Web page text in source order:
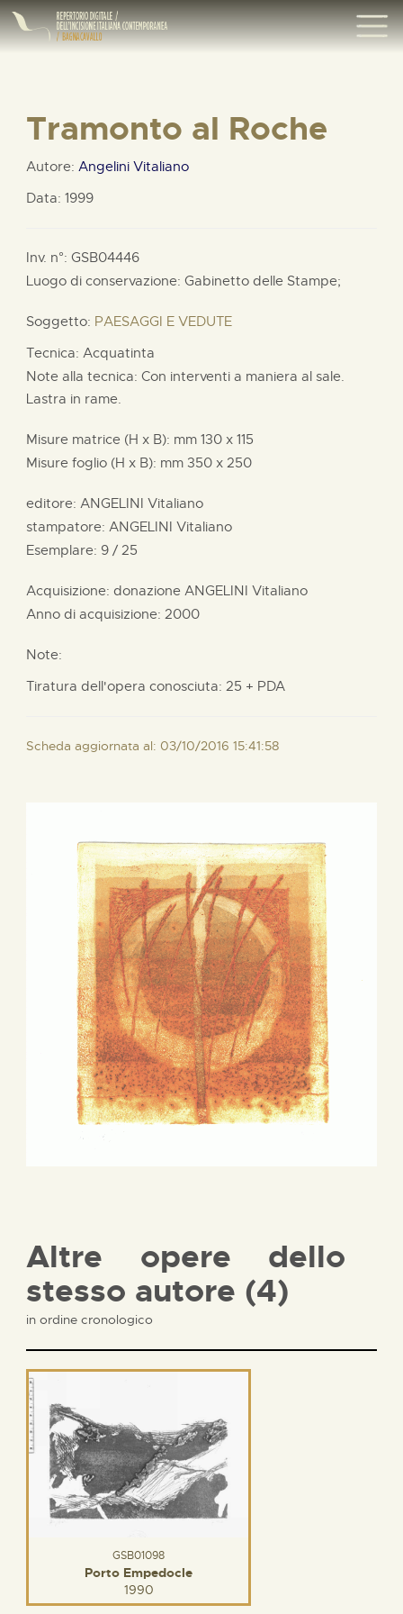
Tramonto al Roche
Autore: Angelini Vitaliano
Data: 1999
Inv. n°: GSB04446
Luogo di conservazione: Gabinetto delle Stampe;
Soggetto: PAESAGGI E VEDUTE
Tecnica: Acquatinta
Note alla tecnica: Con interventi a maniera al sale.
Lastra in rame.
Misure matrice (H x B): mm 130 x 115
Misure foglio (H x B): mm 350 x 250
editore: ANGELINI Vitaliano
stampatore: ANGELINI Vitaliano
Esemplare: 9 / 25
Acquisizione: donazione ANGELINI Vitaliano
Anno di acquisizione: 2000
Note:
Tiratura dell'opera conosciuta: 25 + PDA
Scheda aggiornata al: 03/10/2016 15:41:58
Altre opere dello
stesso autore (4)
in ordine cronologico
GSB01098
Porto Empedocle
1990